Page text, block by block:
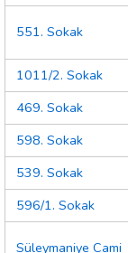
551. Sokak
1011/2. Sokak
469. Sokak
598. Sokak
539. Sokak
596/1. Sokak
Süleymaniye Cami